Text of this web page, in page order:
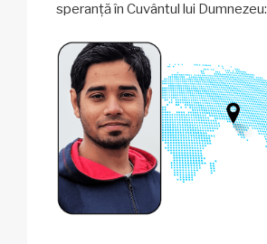
speranță în Cuvântul lui Dumnezeu: